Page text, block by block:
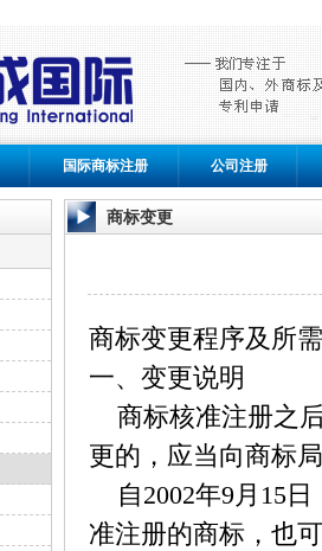
国际商标注册 公司注册
商标变更
商标变更程序及所
一、变更说明
商标核准注册之
更的，应当向商标
自2002年9月15日
准注册的商标，也